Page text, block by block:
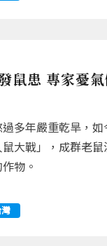
鼠患 專家憂
多年嚴重乾旱，如
大戰」，成群老
物。